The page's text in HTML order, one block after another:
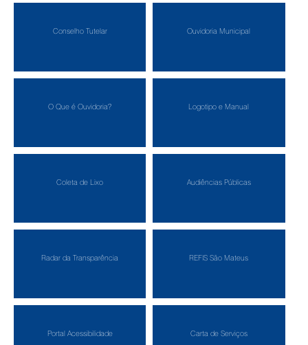
Conselho Tutelar Ouvidoria Municipal
O Que é Ouvidoria? Logotipo e Manual
Coleta de Lixo Audiências Públicas
Radar da Transparência REFIS São Mateus
Portal Acessibilidade Carta de Serviços